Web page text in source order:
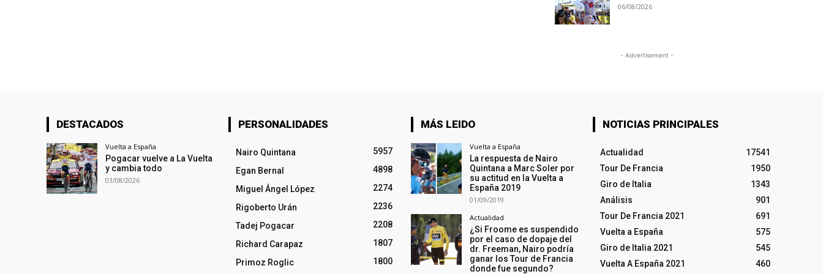
06/08/2026
- Advertisement -
DESTACADOS
Vuelta a España
Pogacar vuelve a La Vuelta
y cambia todo
03/08/2026
PERSONALIDADES
Nairo Quintana
5957
Egan Bernal
4898
Miguel Ángel López
2274
Rigoberto Urán
2236
Tadej Pogacar
2208
Richard Carapaz
1807
Primoz Roglic
1800
MÁS LEIDO
Vuelta a España
La respuesta de Nairo
Quintana a Marc Soler por
su actitud en la Vuelta a
España 2019
01/09/2019
Actualidad
¿Si Froome es suspendido
por el caso de dopaje del
dr. Freeman, Nairo podría
ganar los Tour de Francia
donde fue segundo?
NOTICIAS PRINCIPALES
Actualidad
17541
Tour De Francia
1950
Giro de Italia
1343
Análisis
901
Tour De Francia 2021
691
Vuelta a España
575
Giro de Italia 2021
545
Vuelta A España 2021
460